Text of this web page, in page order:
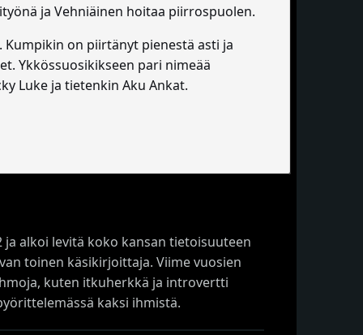
ja Vehniäinen hoitaa piirrospuolen.
Kumpikin on piirtänyt pienestä asti ja
Ykkössuosikikseen pari nimeää
Luke ja tietenkin Aku Ankat.
alkoi levitä koko kansan tietoisuuteen
toinen käsikirjoittaja. Viime vuosien
kuten itkuherkkä ja introvertti
kaksi ihmistä.